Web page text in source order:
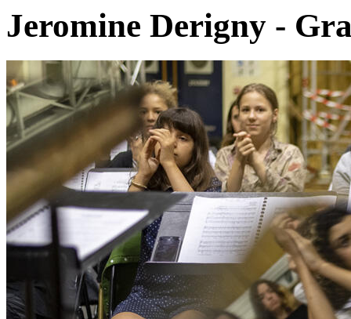
Jeromine Derigny -